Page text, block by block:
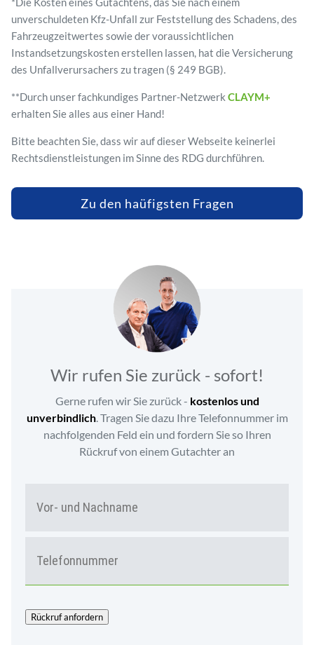
unverschuldeten Kfz-Unfall zur Feststellung des Schadens, des
Fahrzeugzeitwertes sowie der voraussichtlichen
Instandsetzungskosten erstellen lassen, hat die Versicherung
des Unfallverursachers zu tragen (§ 249 BGB).
**Durch unser fachkundiges Partner-Netzwerk CLAYM+
erhalten Sie alles aus einer Hand!
Bitte beachten Sie, dass wir auf dieser Webseite keinerlei
Rechtsdienstleistungen im Sinne des RDG durchführen.
Zu den haüfigsten Fragen
Wir rufen Sie zurück - sofort!
Gerne rufen wir Sie zurück - kostenlos und
unverbindlich. Tragen Sie dazu Ihre Telefonnummer im
nachfolgenden Feld ein und fordern Sie so Ihren
Rückruf von einem Gutachter an
E
Rückruf anfordern